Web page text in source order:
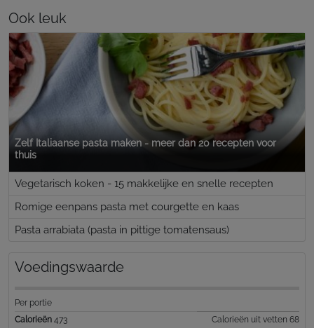
Ook leuk
Zelf Italiaanse pasta maken - meer dan 20 recepten voor
thuis
Vegetarisch koken - 15 makkelijke en snelle recepten
Romige eenpans pasta met courgette en kaas
Pasta arrabiata (pasta in pittige tomatensaus)
Voedingswaarde
Per portie
Calorieën 473
Calorieën uit vetten 68